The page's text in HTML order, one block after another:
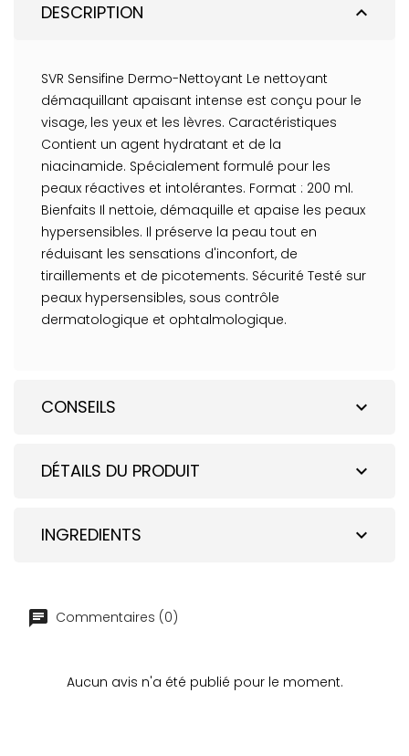
expand_less
DESCRIPTION
SVR Sensifine Dermo-Nettoyant Le nettoyant
démaquillant apaisant intense est conçu pour le
visage, les yeux et les lèvres. Caractéristiques
Contient un agent hydratant et de la
niacinamide. Spécialement formulé pour les
peaux réactives et intolérantes. Format : 200 ml.
Bienfaits Il nettoie, démaquille et apaise les peaux
hypersensibles. Il préserve la peau tout en
réduisant les sensations d'inconfort, de
tiraillements et de picotements. Sécurité Testé sur
peaux hypersensibles, sous contrôle
dermatologique et ophtalmologique.
expand_more
CONSEILS
expand_more
DÉTAILS DU PRODUIT
expand_more
INGREDIENTS
Commentaires (0)
Aucun avis n'a été publié pour le moment.